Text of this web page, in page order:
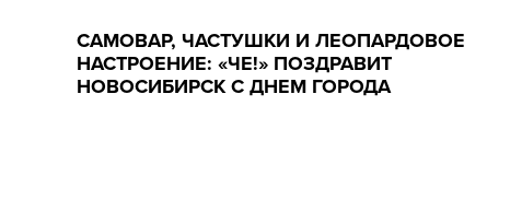
САМОВАР, ЧАСТУШКИ И ЛЕОПАРДОВОЕ
НАСТРОЕНИЕ: «ЧЕ!» ПОЗДРАВИТ
НОВОСИБИРСК С ДНЕМ ГОРОДА